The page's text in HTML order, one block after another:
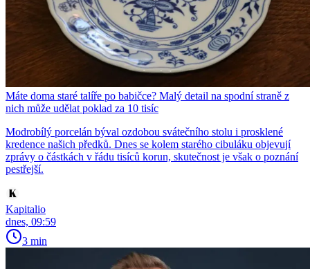
Máte doma staré talíře po babičce? Malý detail na spodní straně z
nich může udělat poklad za 10 tisíc
Modrobílý porcelán býval ozdobou svátečního stolu i prosklené
kredence našich předků. Dnes se kolem starého cibuláku objevují
zprávy o částkách v řádu tisíců korun, skutečnost je však o poznání
pestřejší.
Kapitalio
dnes, 09:59
3 min